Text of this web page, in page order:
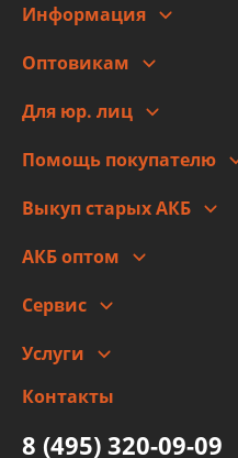
Информация
Адреса
Новости
Правовая информация
Оптовикам
Для юр. лиц
Помощь покупателю
Оплата
Гарантии и возврат
Выкуп старых АКБ
АКБ оптом
Сервис
Заправка кондиционера авто
Детейлинг
Услуги
высокого давления
Тормозных трубок
Контакты
8 (495) 320-09-09